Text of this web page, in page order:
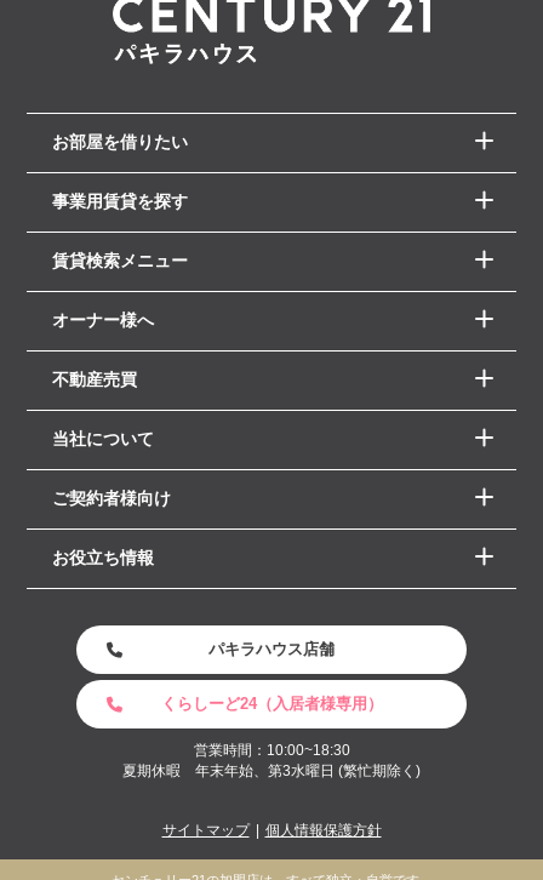
お部屋を借りたい
事業用賃貸を探す
賃貸検索メニュー
オーナー様へ
不動産売買
当社について
ご契約者様向け
お役立ち情報
パキラハウス店舗
くらしーど24（入居者様専用）
営業時間：10:00~18:30
夏期休暇 年末年始、第3水曜日 (繁忙期除く)
サイトマップ 個人情報保護方針